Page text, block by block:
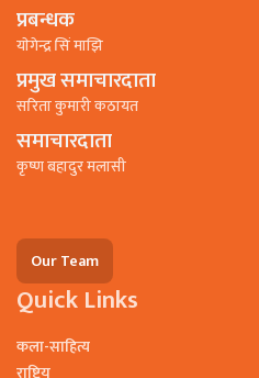
प्रबन्धक
याेगेन्द्र सिं माझि
प्रमुख समाचारदाता
सरिता कुमारी कठायत
समाचारदाता
कृष्ण बहादुर मलासी
Our Team
Quick Links
कला-साहित्य